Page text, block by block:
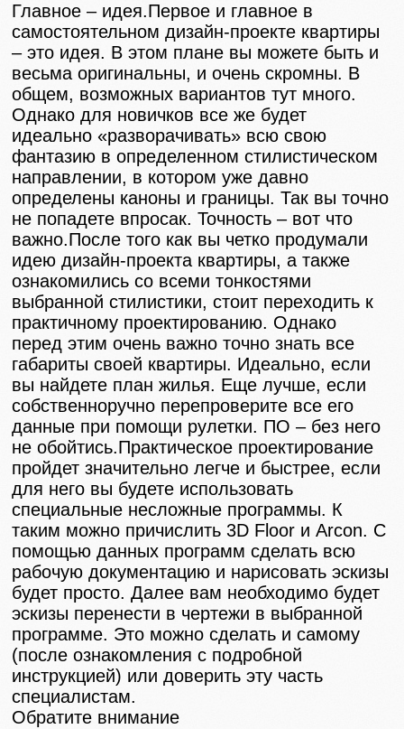
Главное – идея.Первое и главное в
самостоятельном дизайн-проекте квартиры
– это идея. В этом плане вы можете быть и
весьма оригинальны, и очень скромны. В
общем, возможных вариантов тут много.
Однако для новичков все же будет
идеально «разворачивать» всю свою
фантазию в определенном стилистическом
направлении, в котором уже давно
определены каноны и границы. Так вы точно
не попадете впросак. Точность – вот что
важно.После того как вы четко продумали
идею дизайн-проекта квартиры, а также
ознакомились со всеми тонкостями
выбранной стилистики, стоит переходить к
практичному проектированию. Однако
перед этим очень важно точно знать все
габариты своей квартиры. Идеально, если
вы найдете план жилья. Еще лучше, если
собственноручно перепроверите все его
данные при помощи рулетки. ПО – без него
не обойтись.Практическое проектирование
пройдет значительно легче и быстрее, если
для него вы будете использовать
специальные несложные программы. К
таким можно причислить 3D Floor и Arcon. С
помощью данных программ сделать всю
рабочую документацию и нарисовать эскизы
будет просто. Далее вам необходимо будет
эскизы перенести в чертежи в выбранной
программе. Это можно сделать и самому
(после ознакомления с подробной
инструкцией) или доверить эту часть
специалистам.
Обратите внимание